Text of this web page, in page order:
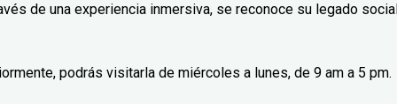
de una experiencia inmersiva, se reconoce su legado
podrás visitarla de miércoles a lunes, de 9 am a 5 pm.